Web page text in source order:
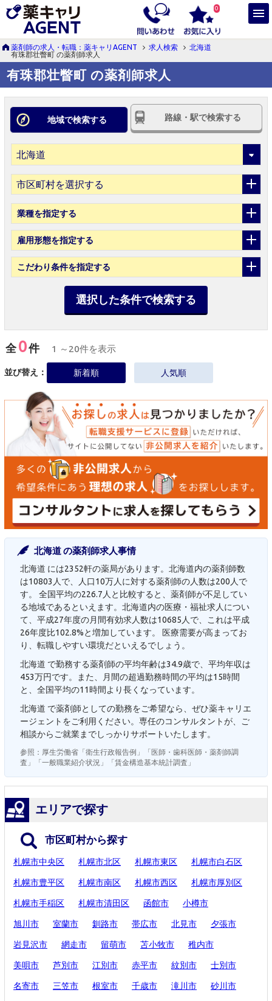
0
薬剤師の求人・転職：薬キャリAGENT 求人検索
北海道
有珠郡壮瞥町 の薬剤師求人
有珠郡壮瞥町 の薬剤師求人
地域で検索する 路線・駅で検索する
市区町村を選択する
業種を指定する
雇用形態を指定する
こだわり条件を指定する
選択した条件で検索する
全0件 1 ～20件を表示
並び替え： 新着順 人気順
北海道 の薬剤師求人事情
北海道 には2352軒の薬局があります。北海道内の薬剤師数
は10803人で、人口10万人に対する薬剤師の人数は200人で
す。 全国平均の226.7人と比較すると、薬剤師が不足してい
る地域であるといえます。北海道内の医療・福祉求人につい
て、平成27年度の月間有効求人数は10685人で、これは平成
26年度比102.8%と増加しています。 医療需要が高まってお
り、転職しやすい環境だといえるでしょう。
北海道 で勤務する薬剤師の平均年齢は34.9歳で、平均年収は
453万円です。また、月間の超過勤務時間の平均は15時間
と、全国平均の11時間より長くなっています。
北海道 で薬剤師としての勤務をご希望なら、ぜひ薬キャリエ
ージェントをご利用ください。専任のコンサルタントが、ご
相談からご就業までしっかりサポートいたします。
参照：厚生労働省「衛生行政報告例」「医師・歯科医師・薬剤師調
査」「一般職業紹介状況」「賃金構造基本統計調査」
エリアで探す
市区町村から探す
札幌市中央区 札幌市北区 札幌市東区 札幌市白石区
札幌市豊平区 札幌市南区 札幌市西区 札幌市厚別区
札幌市手稲区 札幌市清田区 函館市 小樽市
旭川市 室蘭市 釧路市 帯広市 北見市 夕張市
岩見沢市 網走市 留萌市 苫小牧市 稚内市
美唄市 芦別市 江別市 赤平市 紋別市 士別市
名寄市 三笠市 根室市 千歳市 滝川市 砂川市